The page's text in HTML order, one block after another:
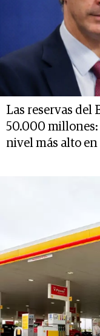
Las reservas del
50.000 millones:
nivel más alto en